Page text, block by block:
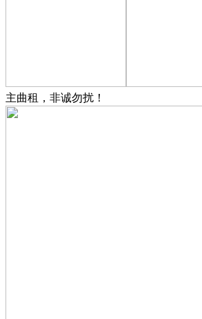
主曲租，非诚勿扰！